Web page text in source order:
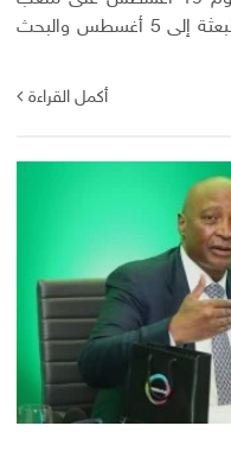
كامب نو دفع إدارة الكرة لتأجيل سفر البعثة إلى 5 أغسطس والبحث
أكمل القراءة